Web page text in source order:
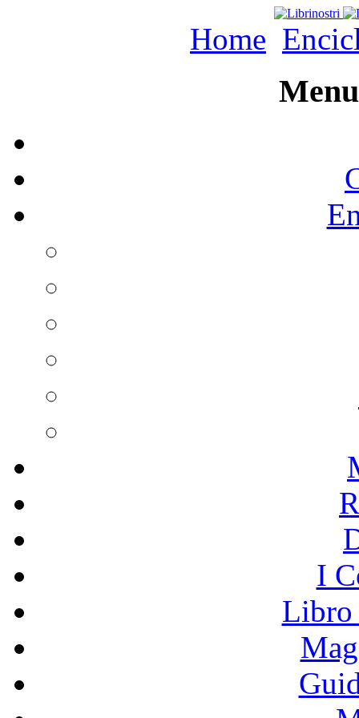
Home
I
Libro